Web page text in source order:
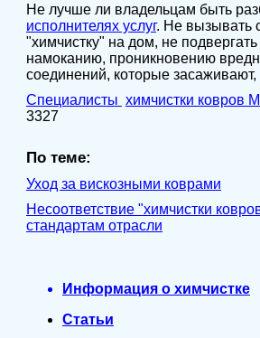
Не лучше ли владельцам быть
исполнителях услуг. Не вызывать
"химчистку" на дом, не
намоканию, проникновению
соединений, которые засаживают,
Специалисты химчистки ковров
3327
По теме:
Уход за вискозными коврами
Несоответствие "химчистки
стандартам отрасли
Информация о химчистке
Статьи